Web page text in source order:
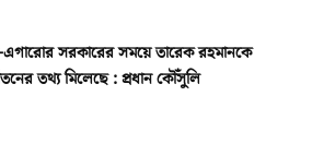
সরকারের সময়ে তারেক রহমানকে
তথ্য মিলেছে : প্রধান কৌঁসুলি